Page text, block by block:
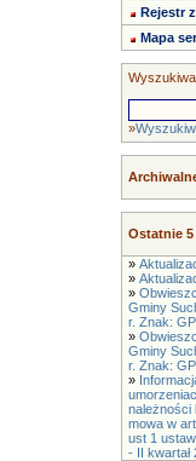
Rejestr
Mapa
»
Ostatnie
»
»
»
Gminy
r. Znak:
»
Gminy
r. Znak:
»
należności
mowa w
ust 1
- II kwartał